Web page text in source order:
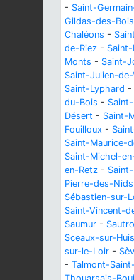
- Saint-
Gildas-des-Bois
Chaléons -
de-Riez -
Monts - Saint-
Saint-Julien-
Saint-Lyphard -
du-Bois -
Désert - Saint-
Fouilloux -
Saint-Maurice-
Saint-Michel-
en-Retz -
Pierre-des-Nids
Sébastien-sur-
Saint-Vincent-
Saumur -
Sceaux-sur-
sur-le-Loir -
- Talmont-